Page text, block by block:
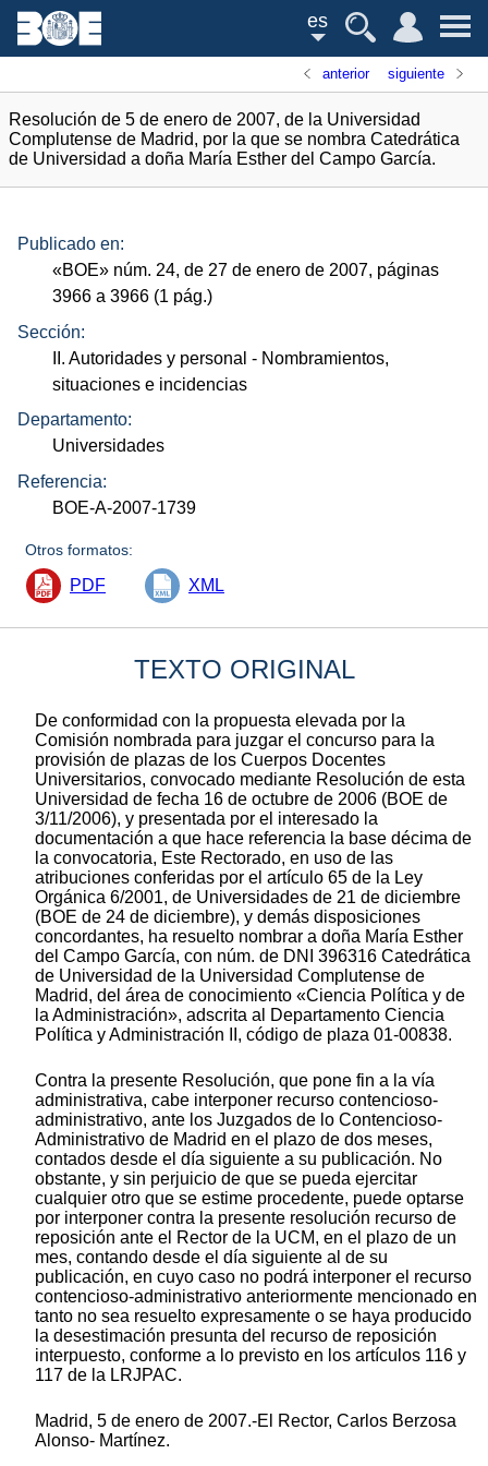
es
anterior siguiente
Resolución de 5 de enero de 2007, de la Universidad
Complutense de Madrid, por la que se nombra Catedrática
de Universidad a doña María Esther del Campo García.
Publicado en:
«BOE» núm. 24, de 27 de enero de 2007, páginas
3966 a 3966 (1 pág.)
Sección:
II. Autoridades y personal - Nombramientos,
situaciones e incidencias
Departamento:
Universidades
Referencia:
BOE-A-2007-1739
Otros formatos:
PDF XML
TEXTO ORIGINAL
De conformidad con la propuesta elevada por la
Comisión nombrada para juzgar el concurso para la
provisión de plazas de los Cuerpos Docentes
Universitarios, convocado mediante Resolución de esta
Universidad de fecha 16 de octubre de 2006 (BOE de
3/11/2006), y presentada por el interesado la
documentación a que hace referencia la base décima de
la convocatoria, Este Rectorado, en uso de las
atribuciones conferidas por el artículo 65 de la Ley
Orgánica 6/2001, de Universidades de 21 de diciembre
(BOE de 24 de diciembre), y demás disposiciones
concordantes, ha resuelto nombrar a doña María Esther
del Campo García, con núm. de DNI 396316 Catedrática
de Universidad de la Universidad Complutense de
Madrid, del área de conocimiento «Ciencia Política y de
la Administración», adscrita al Departamento Ciencia
Política y Administración II, código de plaza 01-00838.
Contra la presente Resolución, que pone fin a la vía
administrativa, cabe interponer recurso contencioso-
administrativo, ante los Juzgados de lo Contencioso-
Administrativo de Madrid en el plazo de dos meses,
contados desde el día siguiente a su publicación. No
obstante, y sin perjuicio de que se pueda ejercitar
cualquier otro que se estime procedente, puede optarse
por interponer contra la presente resolución recurso de
reposición ante el Rector de la UCM, en el plazo de un
mes, contando desde el día siguiente al de su
publicación, en cuyo caso no podrá interponer el recurso
contencioso-administrativo anteriormente mencionado en
tanto no sea resuelto expresamente o se haya producido
la desestimación presunta del recurso de reposición
interpuesto, conforme a lo previsto en los artículos 116 y
117 de la LRJPAC.
Madrid, 5 de enero de 2007.-El Rector, Carlos Berzosa
Alonso‑ Martínez.